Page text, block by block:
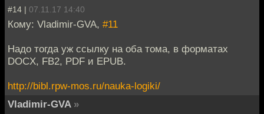
#14 | 07.11.17 14:40
Кому: Vladimir-GVA, #11
Надо тогда уж ссылку на оба тома, в форматах
DOCX, FB2, PDF и EPUB.
http://bibl.rpw-mos.ru/nauka-logiki/
Vladimir-GVA »